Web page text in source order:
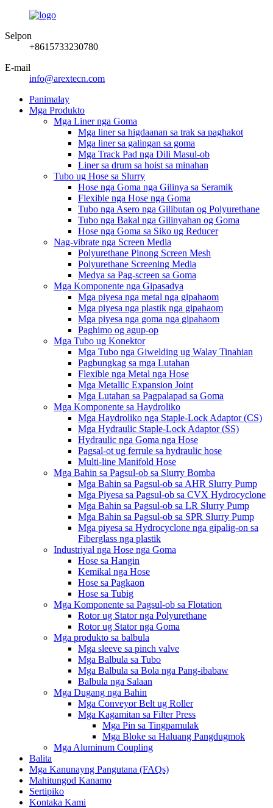
Selpon
+8615733230780
E-mail
info@arextecn.com
Panimalay
Mga Produkto
Mga Liner nga Goma
Mga liner sa higdaanan sa trak sa paghakot
Mga liner sa galingan sa goma
Mga Track Pad nga Dili Masul-ob
Liner sa drum sa hoist sa minahan
Tubo ug Hose sa Slurry
Hose nga Goma nga Gilinya sa Seramik
Flexible nga Hose nga Goma
Tubo nga Asero nga Gilibutan og Polyurethane
Tubo nga Bakal nga Gilinyahan og Goma
Hose nga Goma sa Siko ug Reducer
Nag-vibrate nga Screen Media
Polyurethane Pinong Screen Mesh
Polyurethane Screening Media
Medya sa Pag-screen sa Goma
Mga Komponente nga Gipasadya
Mga piyesa nga metal nga gipahaom
Mga piyesa nga plastik nga gipahaom
Mga piyesa nga goma nga gipahaom
Paghimo og agup-op
Mga Tubo ug Konektor
Mga Tubo nga Giwelding ug Walay Tinahian
Pagbungkag sa mga Lutahan
Flexible nga Metal nga Hose
Mga Metallic Expansion Joint
Mga Lutahan sa Pagpalapad sa Goma
Mga Komponente sa Haydroliko
Mga Haydroliko nga Staple-Lock Adaptor (CS)
Mga Hydraulic Staple-Lock Adaptor (SS)
Hydraulic nga Goma nga Hose
Pagsal-ot ug ferrule sa hydraulic hose
Multi-line Manifold Hose
Mga Bahin sa Pagsul-ob sa Slurry Bomba
Mga Bahin sa Pagsul-ob sa AHR Slurry Pump
Mga Piyesa sa Pagsul-ob sa CVX Hydrocyclone
Mga Bahin sa Pagsul-ob sa LR Slurry Pump
Mga Bahin sa Pagsul-ob sa SPR Slurry Pump
Mga piyesa sa Hydrocyclone nga gipalig-on sa
Fiberglass nga plastik
Industriyal nga Hose nga Goma
Hose sa Hangin
Kemikal nga Hose
Hose sa Pagkaon
Hose sa Tubig
Mga Komponente sa Pagsul-ob sa Flotation
Rotor ug Stator nga Polyurethane
Rotor ug Stator nga Goma
Mga produkto sa balbula
Mga sleeve sa pinch valve
Mga Balbula sa Tubo
Mga Balbula sa Bola nga Pang-ibabaw
Balbula nga Salaan
Mga Dugang nga Bahin
Mga Conveyor Belt ug Roller
Mga Kagamitan sa Filter Press
Mga Pin sa Tingpamulak
Mga Bloke sa Haluang Pangdugmok
Mga Aluminum Coupling
Balita
Mga Kanunayng Pangutana (FAQs)
Mahitungod Kanamo
Sertipiko
Kontaka Kami